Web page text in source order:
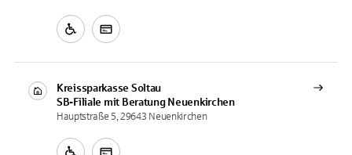
Kreissparkasse Soltau
SB-Filiale mit Beratung Neuenkirchen
Hauptstraße 5, 29643 Neuenkirchen